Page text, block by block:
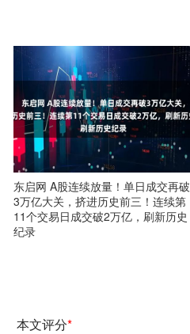
东启网 A股连续放量！单日成交再破
3万亿大关，挤进历史前三！连续第
11个交易日成交破2万亿，刷新历史
纪录
本文评分*